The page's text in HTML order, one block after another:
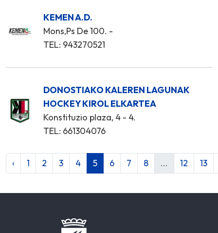
KEMEN A.D.
Mons,Ps De 100. -
TEL: 943270521
DONOSTIAKO KALEREN LAGUNAK
HOCKEY KIROL ELKARTEA
Konstituzio plaza, 4 - 4.
TEL: 661304076
‹ 1 2 3 4 5 6 7 8 ... 12 13